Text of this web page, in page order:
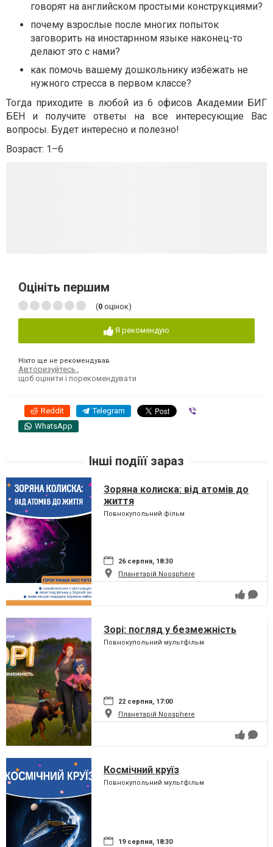
говорят на английском простыми конструкциями?
почему взрослые после многих попыток
заговорить на иностарнном языке наконец-то
делают это с нами?
как помочь вашему дошкольнику избежать не
нужного стресса в первом классе?
Тогда приходите в любой из 6 офисов Академии БИГ
БЕН и получите ответы на все интересующие Вас
вопросы. Будет интересно и полезно!
Возраст: 1–6
Оцініть першим
(0 оцінок)
Я рекомендую
Ніхто ще не рекомендував
Авторизуйтесь
щоб оцінити і порекомендувати
Reddit Telegram
WhatsApp
Інші подіїї зараз
Зоряна колиска: від атомів до
життя
Повнокупольний фільм
26 серпня, 18:30
Планетарій Noosphere
Зорі: погляд у безмежність
Повнокупольний мультфільм
22 серпня, 17:00
Планетарій Noosphere
Космічний круїз
Повнокупольний мультфільм
19 серпня, 18:30